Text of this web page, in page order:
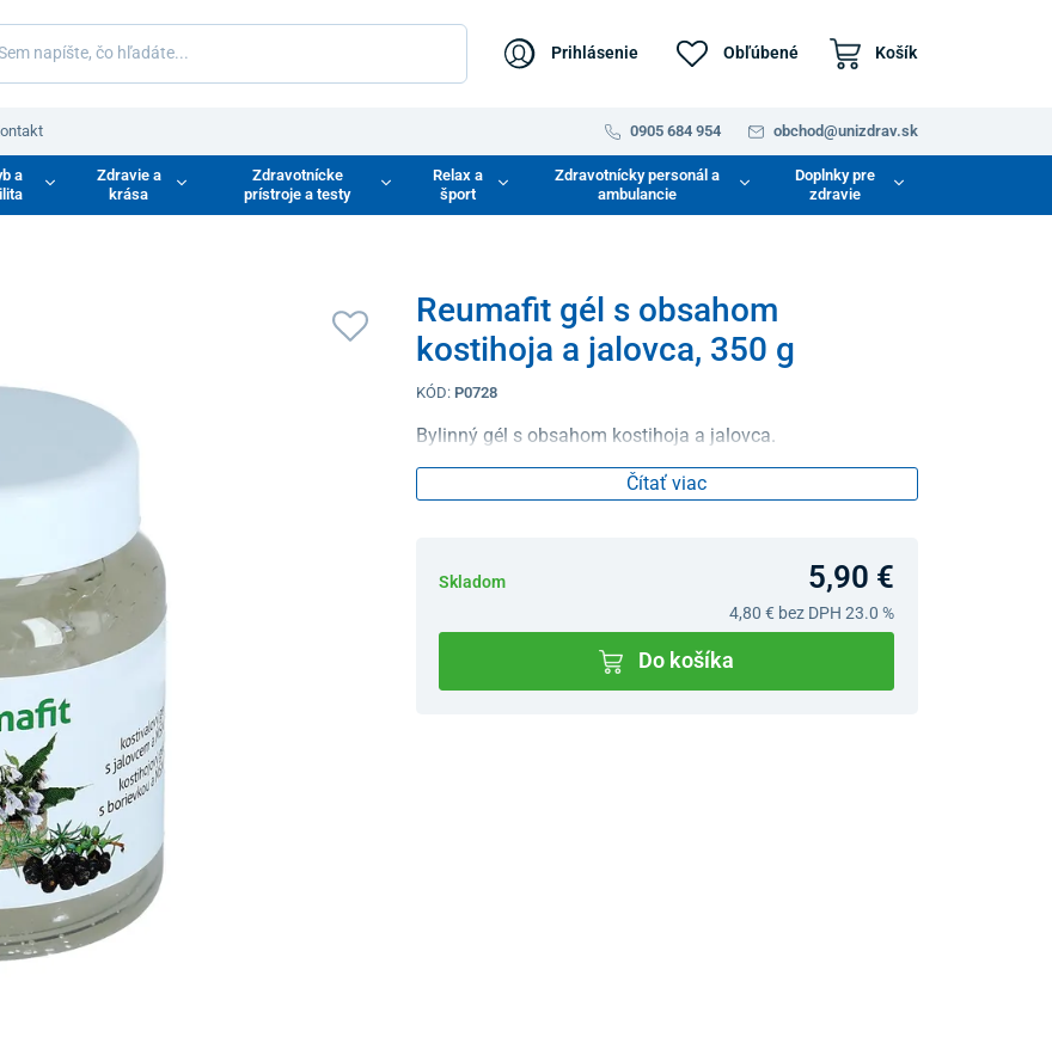
Prihlásenie Obľúbené Košík
0905 684 954 obchod@unizdrav.sk
a
Zdravie a
krása
Zdravotnícke
prístroje a testy
Relax a
šport
Zdravotnícky personál a
ambulancie
Doplnky pre
zdravie
Reumafit gél s obsahom
kostihoja a jalovca, 350 g
KÓD: P0728
Bylinný gél s obsahom kostihoja a jalovca.
Čítať viac
Skladom 5,90 €
4,80 € bez DPH 23.0 %
Do košíka